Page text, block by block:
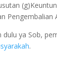
Pengembalian
dulu ya Sob,
.